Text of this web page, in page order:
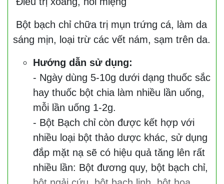
Bột bạch chỉ chữa trị mụn trứng cá, làm da
sáng mịn, loại trừ các vết nám, sạm trên da.
Hướng dẫn sử dụng:
- Ngày dùng 5-10g dưới dạng thuốc sắc
hay thuốc bột chia làm nhiều lần uống,
mỗi lần uống 1-2g.
- Bột Bạch chỉ còn được kết hợp với
nhiều loại bột thảo dược khác, sử dụng
đắp mặt nạ sẽ có hiệu quả tăng lên rất
nhiều lần: Bột đương quy, bột bạch chỉ,